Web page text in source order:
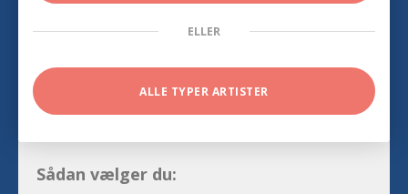
ELLER
ALLE TYPER ARTISTER
Sådan vælger du: